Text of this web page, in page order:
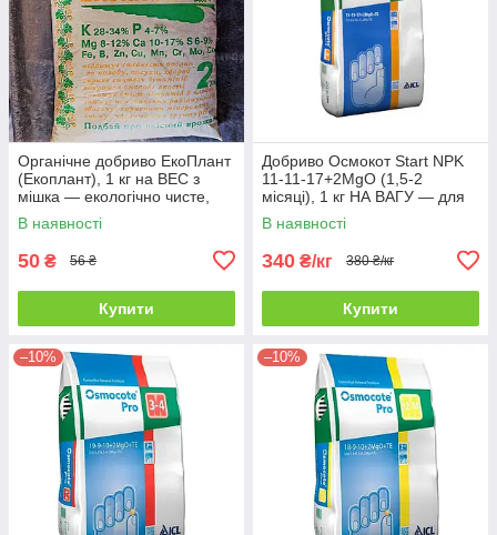
Органічне добриво ЕкоПлант
(Екоплант), 1 кг на ВЕС з
мішка — екологічно чисте,
безхлорне добриво
В наявності
50 ₴ 56 ₴
Купити
Добриво Осмокот Start NPK
11-11-17+2MgO (1,5-2
місяці), 1 кг НА ВАГУ — для
касет, сіянців, молодих
рослин
В наявності
340 ₴/кг 380 ₴/кг
Купити
–10% –10%